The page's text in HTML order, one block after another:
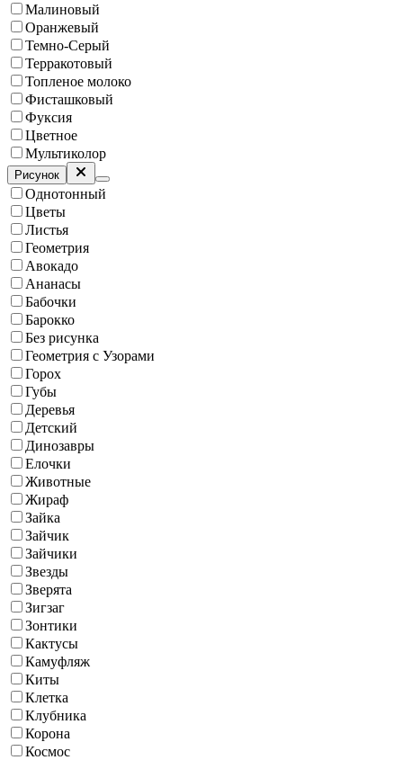
Малиновый
Оранжевый
Темно-Серый
Терракотовый
Топленое молоко
Фисташковый
Фуксия
Цветное
Мультиколор
Рисунок
Однотонный
Цветы
Листья
Геометрия
Авокадо
Ананасы
Бабочки
Барокко
Без рисунка
Геометрия с Узорами
Горох
Губы
Деревья
Детский
Динозавры
Елочки
Животные
Жираф
Зайка
Зайчик
Зайчики
Звезды
Зверята
Зигзаг
Зонтики
Кактусы
Камуфляж
Киты
Клетка
Клубника
Корона
Космос